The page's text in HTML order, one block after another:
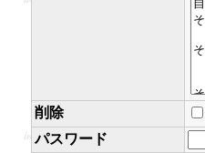
削除
パスワード